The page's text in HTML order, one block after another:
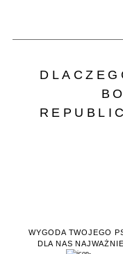
WYGODA TWOJEGO
DLA NAS